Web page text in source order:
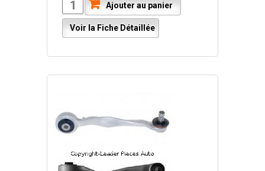
Ajouter au panier
Voir la Fiche Détaillée